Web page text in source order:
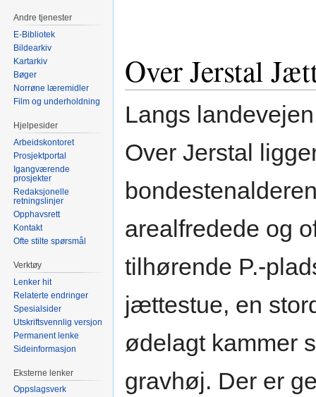
Over Jerstal
Langs
Over Jerstal
arealfredede og
tilhørende P.-
jættestue, en
ødelagt kammer
gravhøj. Der er
Andre tjenester
E-Bibliotek
Bildearkiv
Kartarkiv
Bøger
Norrøne læremidler
Film og underholdning
Hjelpesider
Arbeidskontoret
Prosjektportal
Igangværende
prosjekter
Redaksjonelle
retningslinjer
Opphavsrett
Kontakt
Ofte stilte spørsmål
Verktøy
Lenker hit
Relaterte endringer
Spesialsider
Utskriftsvennlig versjon
Permanent lenke
Sideinformasjon
Eksterne lenker
Oppslagsverk